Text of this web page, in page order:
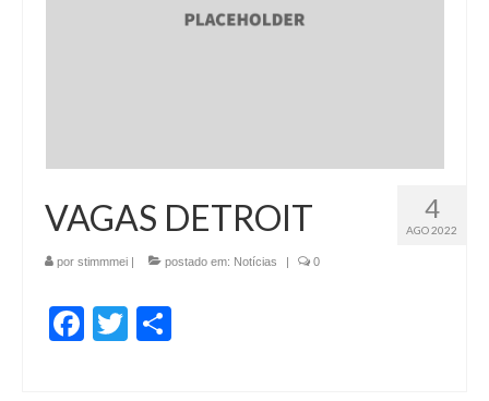
4
AGO 2022
VAGAS DETROIT
por stimmmei | postado em: Notícias | 0
Facebook
Twitter